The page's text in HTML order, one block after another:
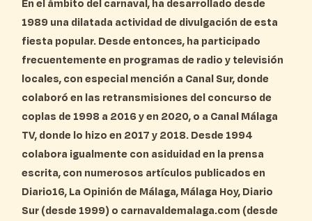
En el ámbito del carnaval, ha desarrollado desde
1989 una dilatada actividad de divulgación de esta
fiesta popular. Desde entonces, ha participado
frecuentemente en programas de radio y televisión
locales, con especial mención a Canal Sur, donde
colaboró en las retransmisiones del concurso de
coplas de 1998 a 2016 y en 2020, o a Canal Málaga
TV, donde lo hizo en 2017 y 2018. Desde 1994
colabora igualmente con asiduidad en la prensa
escrita, con numerosos artículos publicados en
Diario16, La Opinión de Málaga, Málaga Hoy, Diario
Sur (desde 1999) o carnavaldemalaga.com (desde